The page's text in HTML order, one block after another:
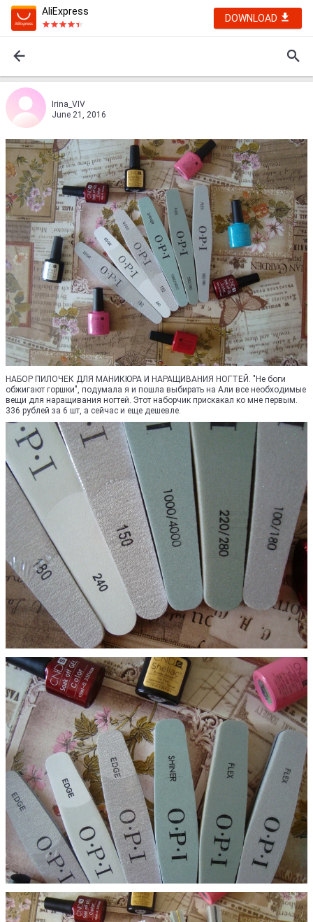
AliExpress
DOWNLOAD
Irina_VIV
June 21, 2016
НАБОР ПИЛОЧЕК ДЛЯ МАНИКЮРА И НАРАЩИВАНИЯ НОГТЕЙ. "Не боги
обжигают горшки", подумала я и пошла выбирать на Али все необходимые
вещи для наращивания ногтей. Этот наборчик прискакал ко мне первым.
336 рублей за 6 шт, а сейчас и еще дешевле.